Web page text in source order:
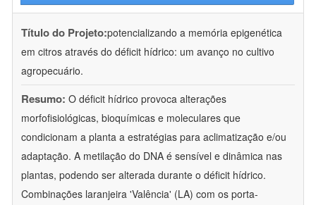
Título do Projeto:potencializando a memória epigenética
em citros através do déficit hídrico: um avanço no cultivo
agropecuário.
Resumo: O déficit hídrico provoca alterações
morfofisiológicas, bioquímicas e moleculares que
condicionam a planta a estratégias para aclimatização e/ou
adaptação. A metilação do DNA é sensível e dinâmica nas
plantas, podendo ser alterada durante o déficit hídrico.
Combinações laranjeira 'Valência' (LA) com os porta-